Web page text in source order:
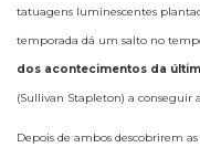
tatuagens luminescentes
temporada dá um salto no
dos acontecimentos da
(Sullivan Stapleton) a
Depois de ambos descobrirem as